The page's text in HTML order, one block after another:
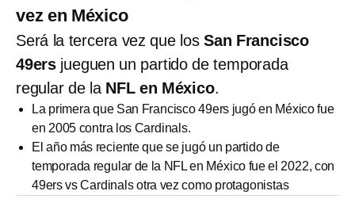
vez en México
Será la tercera vez que losSan Francisco
49ers jueguen un partido de temporada
regular de la NFL en México.
La primera que San Francisco 49ers jugó en México fue
en 2005 contra los Cardinals.
El año más reciente que se jugó un partido de
temporada regular de la NFL en México fue el 2022, con
49ers vs Cardinals otra vez como protagonistas